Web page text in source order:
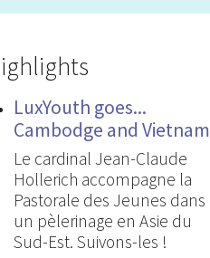
LuxYouth goes...
Cambodge and Vietnam
Le cardinal Jean-Claude
Hollerich accompagne la
Pastorale des Jeunes dans
un pèlerinage en Asie du
Sud-Est. Suivons-les !